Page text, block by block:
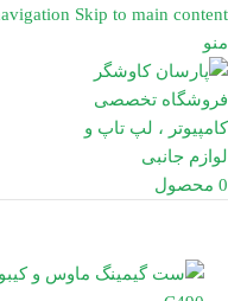
Skip to main content
منو
0 محصول